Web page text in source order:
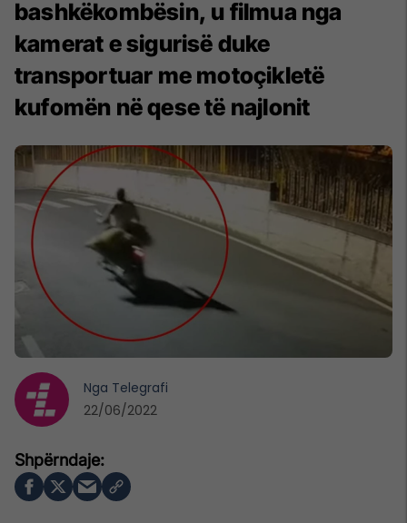
bashkëkombësin, u filmua nga
kamerat e sigurisë duke
transportuar me motoçikletë
kufomën në qese të najlonit
Nga Telegrafi
22/06/2022